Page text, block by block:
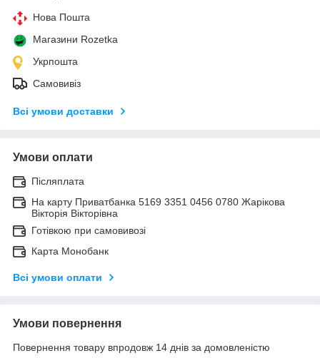
Нова Пошта
Магазини Rozetka
Укрпошта
Самовивіз
Всі умови доставки
Умови оплати
Післяплата
На карту Приватбанка 5169 3351 0456 0780 Жарікова
Вікторія Вікторівна
Готівкою при самовивозі
Карта Монобанк
Всі умови оплати
Умови повернення
Повернення товару впродовж 14 днів за домовленістю